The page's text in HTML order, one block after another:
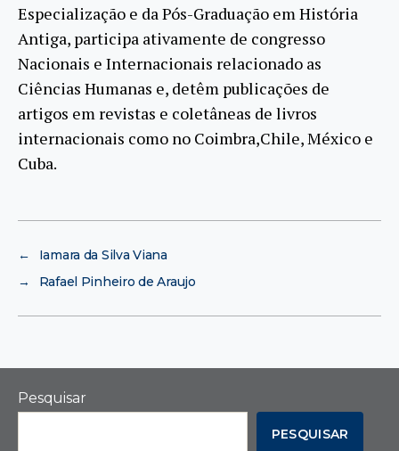
Especialização e da Pós-Graduação em História
Antiga, participa ativamente de congresso
Nacionais e Internacionais relacionado as
Ciências Humanas e, detêm publicações de
artigos em revistas e coletâneas de livros
internacionais como no Coimbra,Chile, México e
Cuba.
←
Iamara da Silva Viana
→
Rafael Pinheiro de Araujo
Pesquisar
PESQUISAR